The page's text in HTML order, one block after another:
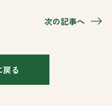
次の記事へ
戻る